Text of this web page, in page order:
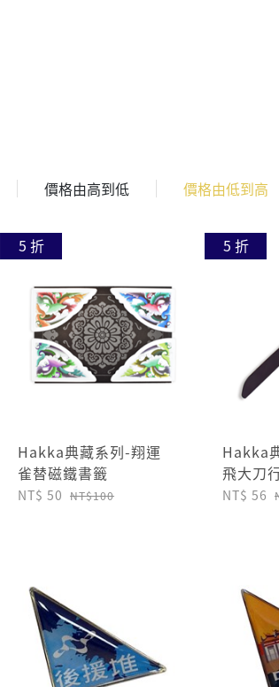
價格由高到低 價格由低到高
5 折
Hakka典藏系列-翔運
雀替磁鐵書籤
NT$ 50 NT$100
5 折
Hakka
飛大刀
NT$ 56